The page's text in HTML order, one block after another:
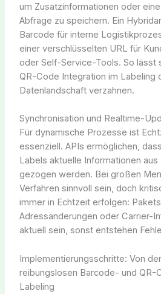
um Zusatzinformationen oder
Abfrage zu speichern. Ein
Barcode für interne
einer verschlüsselten URL für
oder Self-Service-Tools. So lässt
QR-Code Integration im Labeling
Datenlandschaft verzahnen.
Synchronisation und Realtime-
Für dynamische Prozesse ist
essenziell. APIs ermöglichen,
Labels aktuelle Informationen aus
gezogen werden. Bei großen
Verfahren sinnvoll sein, doch
immer in Echtzeit erfolgen:
Adressänderungen oder Carrier-
aktuell sein, sonst entstehen
Implementierungsschritte: Von
reibungslosen Barcode- und QR-
Labeling